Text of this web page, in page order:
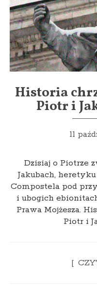
Historia
Piotr i
11
Dzisiaj o Piotrze
Jakubach,
Compostela pod
i ubogich
Prawa Mojżesza.
Piotr i